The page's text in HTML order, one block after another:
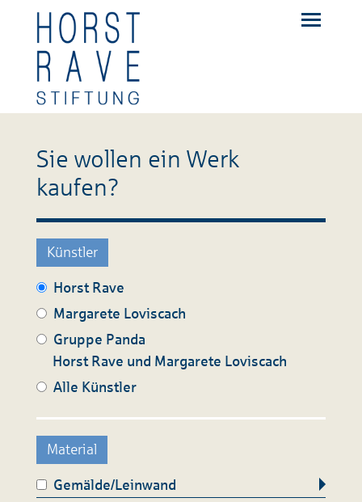
Sie wollen ein Werk
kaufen?
Künstler
Horst Rave
Margarete Loviscach
Gruppe Panda
Horst Rave und Margarete Loviscach
Alle Künstler
Material
Gemälde/Leinwand